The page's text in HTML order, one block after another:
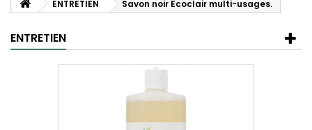
ENTRETIEN Savon noir Ecoclair multi-usages.
ENTRETIEN